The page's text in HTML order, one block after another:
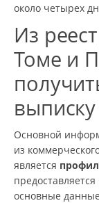
около четырех
Из
Томе и
выписку
Основной
из
является
основные